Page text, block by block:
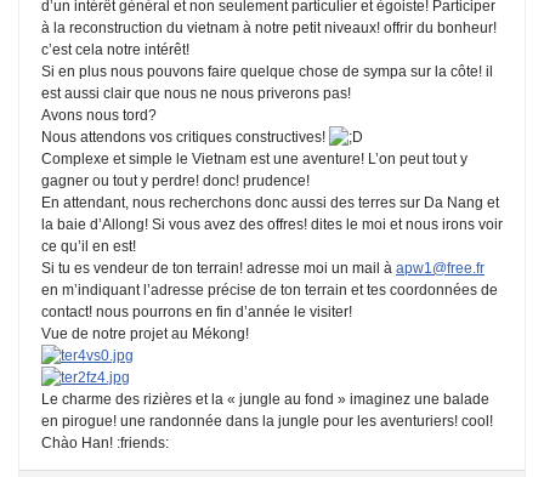
d’un intérêt général et non seulement particulier et égoiste! Participer
à la reconstruction du vietnam à notre petit niveaux! offrir du bonheur!
c’est cela notre intérêt!
Si en plus nous pouvons faire quelque chose de sympa sur la côte! il
est aussi clair que nous ne nous priverons pas!
Avons nous tord?
Nous attendons vos critiques constructives!
Complexe et simple le Vietnam est une aventure! L’on peut tout y
gagner ou tout y perdre! donc! prudence!
En attendant, nous recherchons donc aussi des terres sur Da Nang et
la baie d’Allong! Si vous avez des offres! dites le moi et nous irons voir
ce qu’il en est!
Si tu es vendeur de ton terrain! adresse moi un mail à apw1@free.fr
en m’indiquant l’adresse précise de ton terrain et tes coordonnées de
contact! nous pourrons en fin d’année le visiter!
Vue de notre projet au Mékong!
Le charme des rizières et la « jungle au fond » imaginez une balade
en pirogue! une randonnée dans la jungle pour les aventuriers! cool!
Chào Han! :friends: